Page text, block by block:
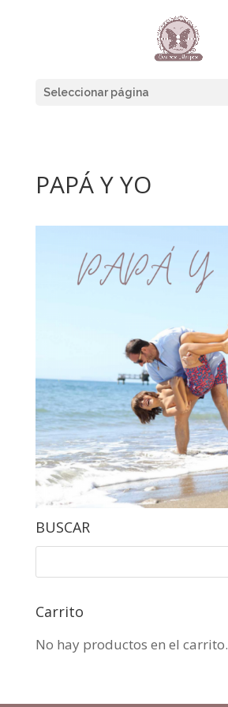
Seleccionar página
PAPÁ Y YO
BUSCAR
Carrito
No hay productos en el carrito.